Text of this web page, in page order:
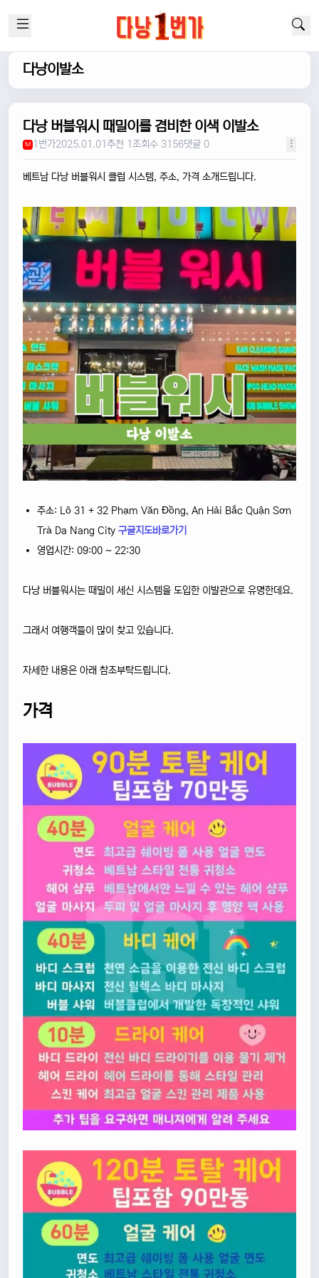
다낭이발소
다낭 버블워시 때밀이를 겸비한 이색 이발소
M 1번가2025.01.01 추천 1 조회수 3156댓글 0
베트남 다낭 버블워시 클럽 시스템, 주소, 가격 소개드립니다.
주소: Lô 31 + 32 Phạm Văn Đồng, An Hải Bắc Quận Sơn
Trà Da Nang City 구글지도바로가기
영업시간: 09:00 ~ 22:30
다낭 버블워시는 때밀이 세신 시스템을 도입한 이발관으로 유명한데요.
그래서 여행객들이 많이 찾고 있습니다.
자세한 내용은 아래 참조부탁드립니다.
가격